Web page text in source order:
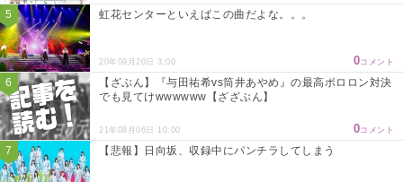
虹花センターといえばこの曲だよな。。。
20年09月20日 3:00 0コメント
【ざぶん】『与田祐希vs筒井あやめ』の最高ボロロン対決
でも見てけwwwwww【ざざぶん】
21年08月06日 10:00 0コメント
【悲報】日向坂、収録中にパンチラしてしまう